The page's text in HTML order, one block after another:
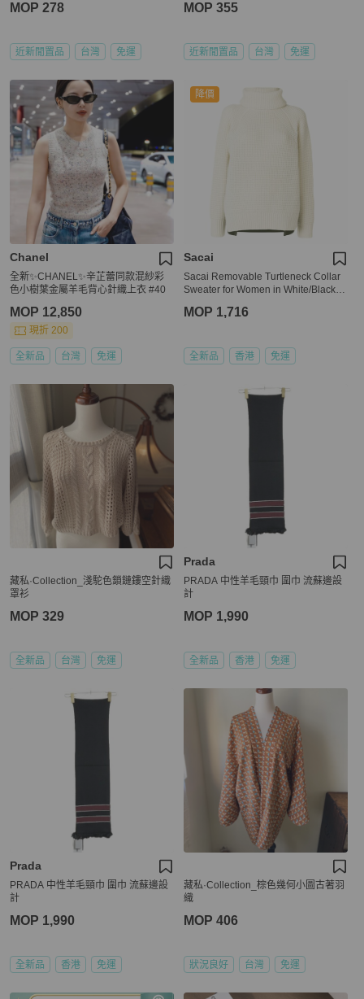
MOP 278
近新閒置品 台灣 免運
MOP 355
近新閒置品 台灣 免運
Chanel
全新✨CHANEL✨辛芷蕾同款混紗彩
色小樹葉金屬羊毛背心針織上衣 #40
MOP 12,850
現折 200
全新品 台灣 免運
降價
Sacai
Sacai Removable Turtleneck Collar
Sweater for Women in White/Black (1
MOP 1,716
全新品 香港 免運
藏私·Collection_淺駝色鎖鏈鏤空針織
罩衫
MOP 329
全新品 台灣 免運
Prada
PRADA 中性羊毛頸巾 圍巾 流蘇邊設
計
MOP 1,990
全新品 香港 免運
Prada
PRADA 中性羊毛頸巾 圍巾 流蘇邊設
計
MOP 1,990
全新品 香港 免運
藏私·Collection_棕色幾何小圖古著羽
織
MOP 406
狀況良好 台灣 免運